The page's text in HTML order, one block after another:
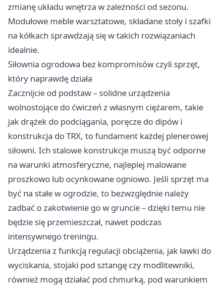
zmianę układu wnętrza w zależności od sezonu.
Modułowe meble warsztatowe, składane stoły i szafki
na kółkach sprawdzają się w takich rozwiązaniach
idealnie.
Siłownia ogrodowa bez kompromisów czyli sprzęt,
który naprawdę działa
Zacznijcie od podstaw – solidne urządzenia
wolnostojące do ćwiczeń z własnym ciężarem, takie
jak drążek do podciągania, poręcze do dipów i
konstrukcja do TRX, to fundament każdej plenerowej
siłowni. Ich stalowe konstrukcje muszą być odporne
na warunki atmosferyczne, najlepiej malowane
proszkowo lub ocynkowane ogniowo. Jeśli sprzęt ma
być na stałe w ogrodzie, to bezwzględnie należy
zadbać o zakotwienie go w gruncie – dzięki temu nie
będzie się przemieszczał, nawet podczas
intensywnego treningu.
Urządzenia z funkcją regulacji obciążenia, jak ławki do
wyciskania, stojaki pod sztangę czy modlitewniki,
również mogą działać pod chmurką, pod warunkiem